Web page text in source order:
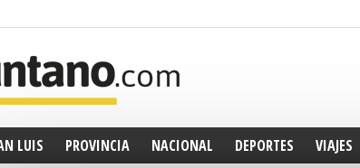
LUIS PROVINCIA NACIONAL DEPORTES VIAJES